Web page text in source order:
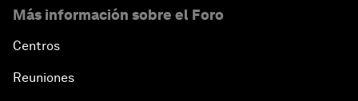
Más información sobre el Foro
Centros
Reuniones